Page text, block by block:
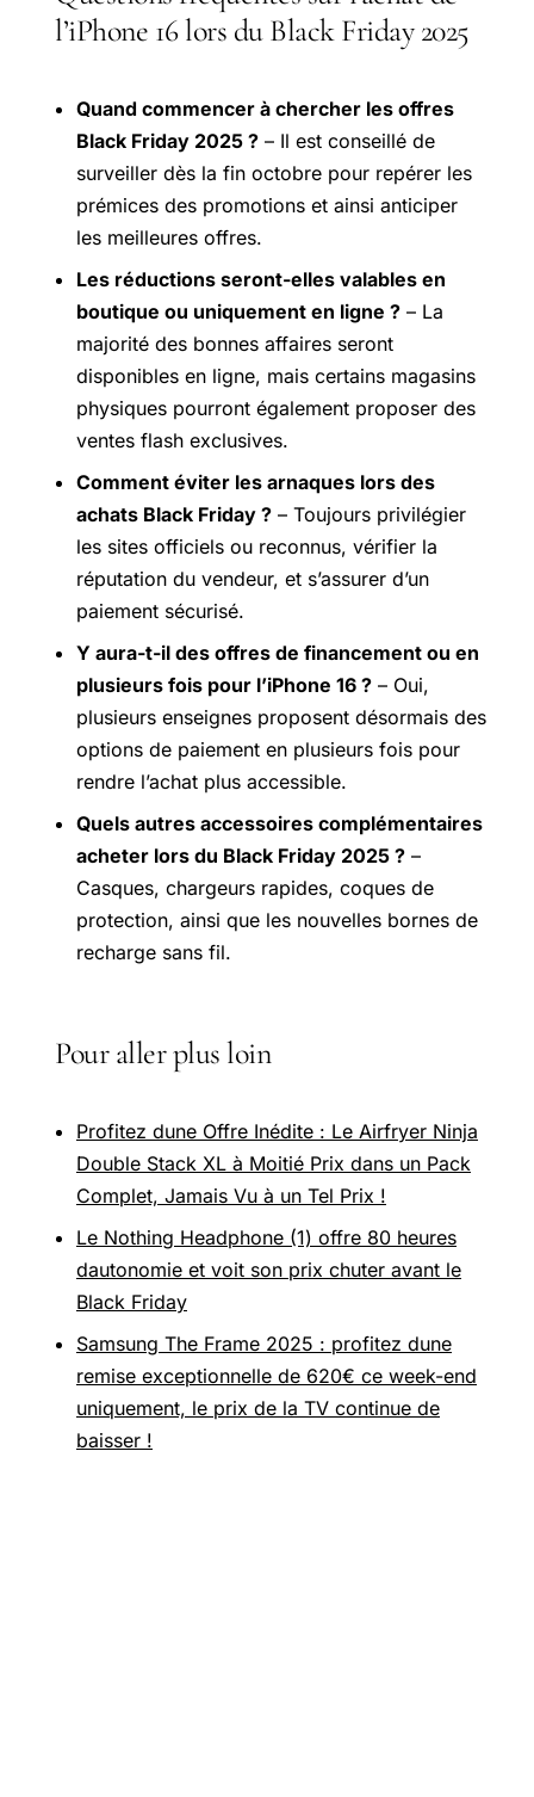
l’iPhone 16 lors du Black Friday 2025
Quand commencer à chercher les offres
Black Friday 2025 ? – Il est conseillé de
surveiller dès la fin octobre pour repérer les
prémices des promotions et ainsi anticiper
les meilleures offres.
Les réductions seront-elles valables en
boutique ou uniquement en ligne ? – La
majorité des bonnes affaires seront
disponibles en ligne, mais certains magasins
physiques pourront également proposer des
ventes flash exclusives.
Comment éviter les arnaques lors des
achats Black Friday ? – Toujours privilégier
les sites officiels ou reconnus, vérifier la
réputation du vendeur, et s’assurer d’un
paiement sécurisé.
Y aura-t-il des offres de financement ou en
plusieurs fois pour l’iPhone 16 ? – Oui,
plusieurs enseignes proposent désormais des
options de paiement en plusieurs fois pour
rendre l’achat plus accessible.
Quels autres accessoires complémentaires
acheter lors du Black Friday 2025 ? –
Casques, chargeurs rapides, coques de
protection, ainsi que les nouvelles bornes de
recharge sans fil.
Pour aller plus loin
Profitez dune Offre Inédite : Le Airfryer Ninja
Double Stack XL à Moitié Prix dans un Pack
Complet, Jamais Vu à un Tel Prix !
Le Nothing Headphone (1) offre 80 heures
dautonomie et voit son prix chuter avant le
Black Friday
Samsung The Frame 2025 : profitez dune
remise exceptionnelle de 620€ ce week-end
uniquement, le prix de la TV continue de
baisser !